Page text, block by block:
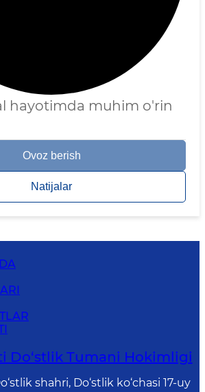
hayotimda muhim o'rin
Ovoz berish
Natijalar
Do‘stlik Tumani Hokimligi
shahri, Do‘stlik ko‘chasi 17-uy